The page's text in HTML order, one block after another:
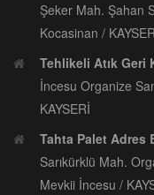
Şeker Mah. Şahan
Kocasinan /
Tehlikeli Atık Geri
İncesu Organize
KAYSERİ
Tahta Palet Adres
Sarıkürklü Mah.
Mevkii İncesu /